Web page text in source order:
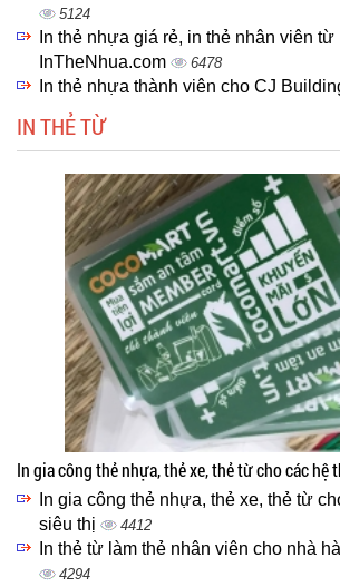
5124
In thẻ nhựa giá rẻ, in thẻ nhân viên
InTheNhua.com
6478
In thẻ nhựa thành viên cho CJ
IN THẺ TỪ
In gia công thẻ nhựa, thẻ xe, thẻ từ cho các hệ
In gia công thẻ nhựa, thẻ xe, thẻ từ
siêu thị
4412
In thẻ từ làm thẻ nhân viên cho nhà
4294